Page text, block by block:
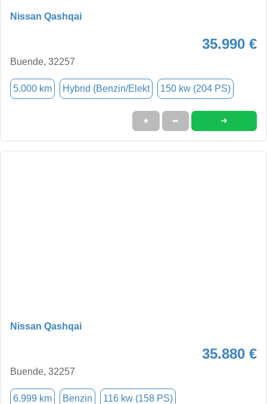
Nissan Qashqai
35.990 €
Buende, 32257
5.000 km Hybrid (Benzin/Elekt 150 kw (204 PS)
★ ➦ ➜
Nissan Qashqai
35.880 €
Buende, 32257
6.999 km Benzin 116 kw (158 PS)